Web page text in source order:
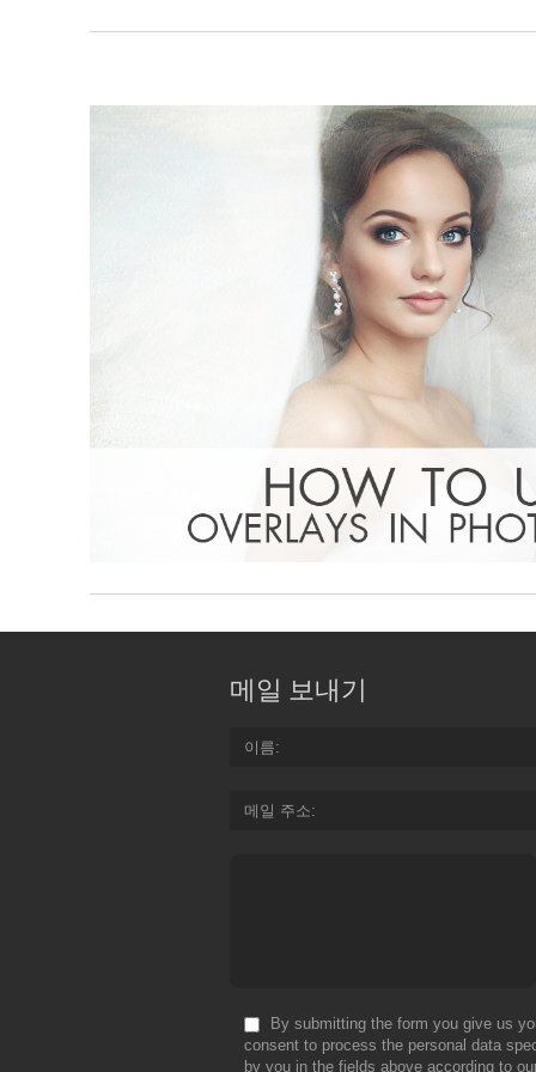
메일 보내기
이름
메일 주소
By submitting the form you give us
consent to process the personal data
by you in the fields above according to